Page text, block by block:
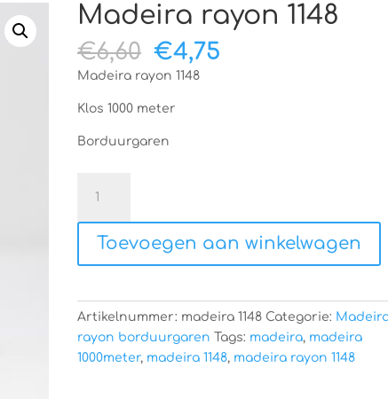
Madeira rayon 1148
€6,60 Oorspronkelijke
prijs
€6,60.
€4,75
Madeira rayon 1148
Klos 1000 meter
Borduurgaren
rayon
1148
aantal
Toevoegen aan winkelwagen
Artikelnummer: madeira 1148 Categorie:
rayon borduurgaren Tags: madeira, madeira
1000meter, madeira 1148, madeira rayon 1148